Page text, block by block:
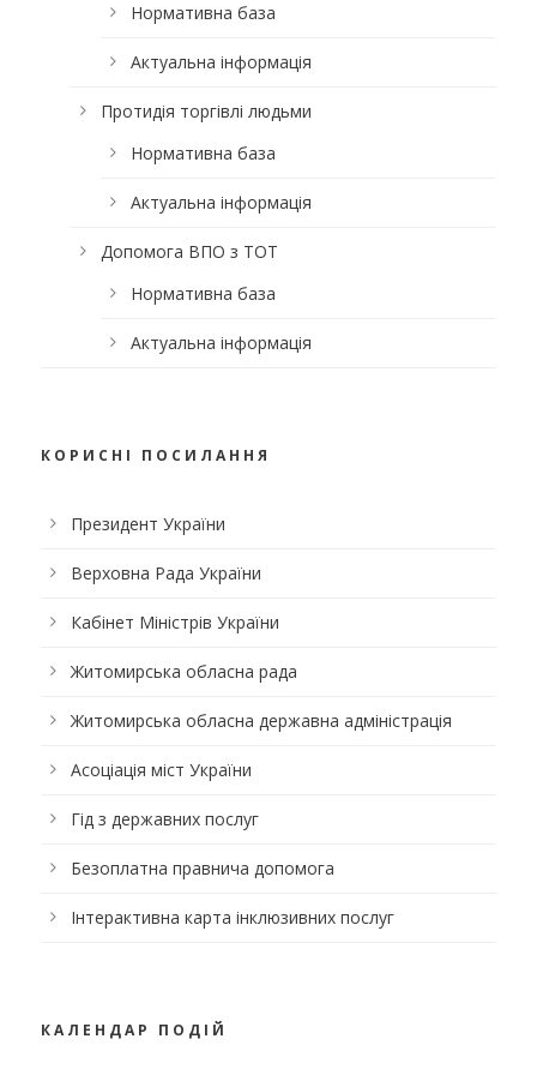
Нормативна база
Актуальна інформація
Протидія торгівлі людьми
Нормативна база
Актуальна інформація
Допомога ВПО з ТОТ
Нормативна база
Актуальна інформація
КОРИСНІ ПОСИЛАННЯ
Президент України
Верховна Рада України
Кабінет Міністрів України
Житомирська обласна рада
Житомирська обласна державна адміністрація
Асоціація міст України
Гід з державних послуг
Безоплатна правнича допомога
Інтерактивна карта інклюзивних послуг
КАЛЕНДАР ПОДІЙ